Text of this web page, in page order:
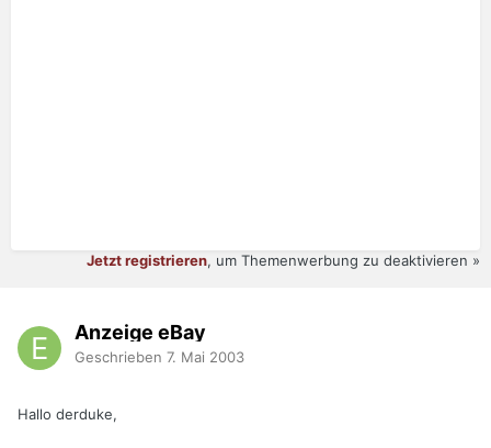
Jetzt registrieren, um Themenwerbung zu deaktivieren »
Anzeige eBay
Geschrieben 7. Mai 2003
Hallo derduke,